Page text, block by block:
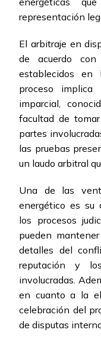
representación
El arbitraje en
de acuerdo
establecidos en
proceso
imparcial,
facultad de
partes
las pruebas
un laudo arbitral
Una de las
energético es su
los procesos
pueden
detalles del
reputación y
involucradas.
en cuanto a la
celebración del
de disputas